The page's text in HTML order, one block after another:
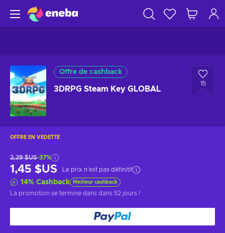
Offre de cashback
3DRPG Steam Key GLOBAL
15
OFFRE EN VEDETTE
2,29 $US-37%
1,45 $US Le prix n'est pas définitif
14% Cashback Meilleur cashback
La promotion se termine dans dans 52 jours !